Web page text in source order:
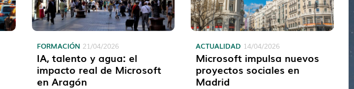
IA, talento y agua: el
impacto real de Microsoft
en Aragón
FORMACIÓN 21/04/2026
Microsoft impulsa nuevos
proyectos sociales en
Madrid
ACTUALIDAD 14/04/2026